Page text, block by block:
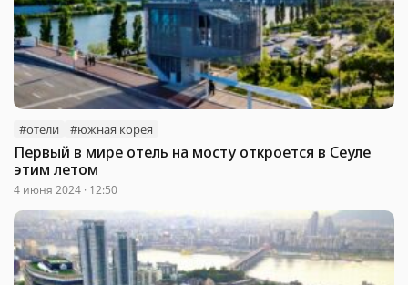
#отели #южная корея
Первый в мире отель на мосту откроется в Сеуле
этим летом
4 июня 2024 · 12:50